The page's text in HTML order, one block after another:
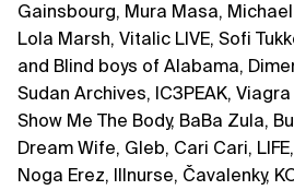
Gainsbourg, Mura Masa,
Lola Marsh, Vitalic LIVE, Sofi
and Blind boys of Alabama,
Sudan Archives, IC3PEAK,
Show Me The Body, BaBa Zula,
Dream Wife, Gleb, Cari Cari,
Noga Erez, Illnurse, Čavalenky,